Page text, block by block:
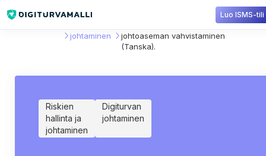
Luo ISMS-tili
johtaminen
Valmiuden ja turvallisuuden
johtoaseman vahvistaminen
(Tanska).
Riskien
hallinta ja
johtaminen
Digiturvan
johtaminen